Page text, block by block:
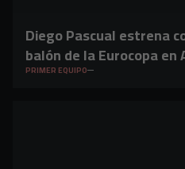
Diego Pascual estrena
balón de la Eurocopa en
PRIMER EQUIPO